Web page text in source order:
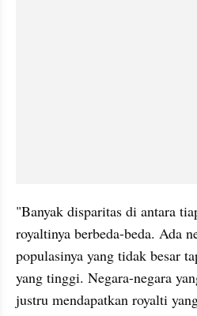
"Banyak disparitas di antara
royaltinya berbeda-beda. Ada
populasinya yang tidak besar
yang tinggi. Negara-negara
justru mendapatkan royalti